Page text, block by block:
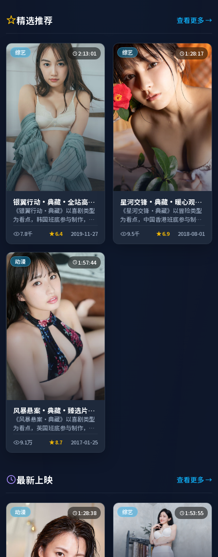
精选推荐 查看更多 →
综艺 2:13:01
银翼行动·典藏·全站高分
推荐节奏紧凑值得追看
《银翼行动·典藏》以喜剧类型
为看点，韩国班底参与制作，叙
段观看。
7.8千 6.4 2019-11-27
综艺 1:28:17
星河交锋·典藏·暖心观影
季口碑发酵持续升温
《星河交锋·典藏》以冒险类型
为看点，中国香港班底参与制
休闲时段观看。
9.5千 6.9 2018-08-01
动漫 1:57:44
风暴悬案·典藏·臻选片单
推荐画质清晰观看流畅
《风暴悬案·典藏》以喜剧类型
为看点，英国班底参与制作，叙
段观看。
9.1万 8.7 2017-01-25
最新上映 查看更多 →
动漫 1:28:38 综艺 1:53:55